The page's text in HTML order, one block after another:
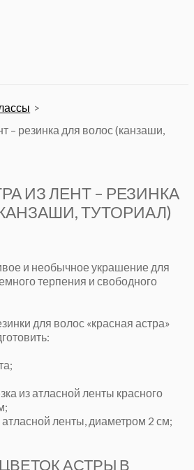
– резинка для волос (канзаши,
ИЗ ЛЕНТ – РЕЗИНКА
ТУТОРИАЛ)
и необычное украшение для
терпения и свободного
для волос «красная астра»
из атласной ленты красного
атласной ленты, диаметром 2 см;
АСТРЫ В